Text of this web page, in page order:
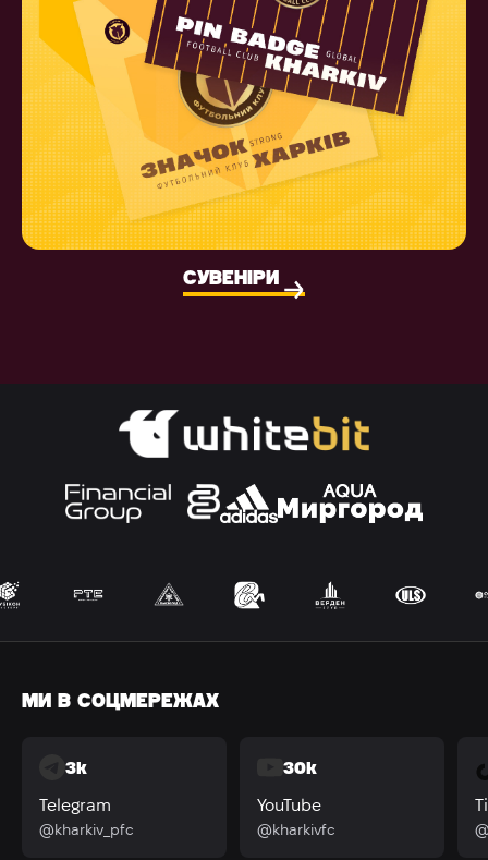
СУВЕНІРИ
МИ В СОЦМЕРЕЖАХ
3k
Telegram
@kharkiv_pfc
30k
YouTube
@kharkivfc